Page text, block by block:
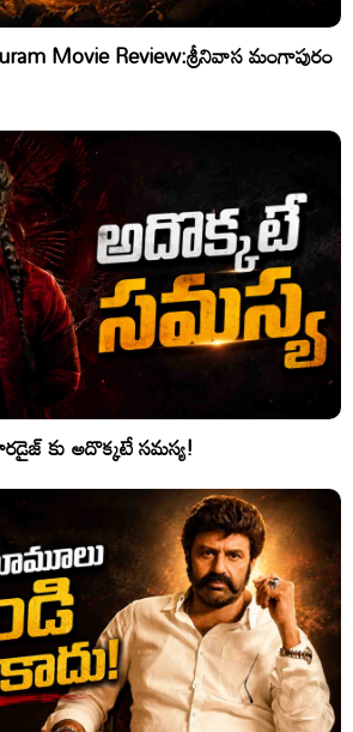
Movie Review:శ్రీనివాస మంగాపురం
కు అదొక్కటే సమస్య!